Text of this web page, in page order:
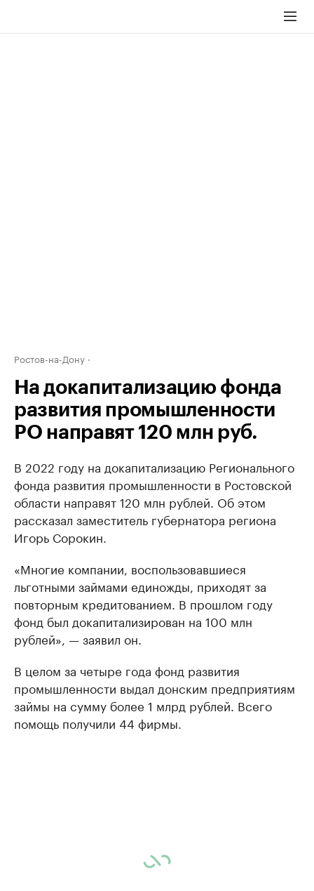
Ростов-на-Дону
На докапитализацию фонда
развития промышленности
РО направят 120 млн руб.
В 2022 году на докапитализацию Регионального
фонда развития промышленности в Ростовской
области направят 120 млн рублей. Об этом
рассказал заместитель губернатора региона
Игорь Сорокин.
«Многие компании, воспользовавшиеся
льготными займами единожды, приходят за
повторным кредитованием. В прошлом году
фонд был докапитализирован на 100 млн
рублей», — заявил он.
В целом за четыре года фонд развития
промышленности выдал донским предприятиям
займы на сумму более 1 млрд рублей. Всего
помощь получили 44 фирмы.